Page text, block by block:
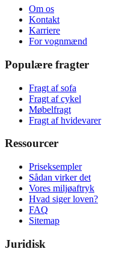
Om os
Kontakt
Karriere
For vognmænd
Populære fragter
Fragt af sofa
Fragt af cykel
Møbelfragt
Fragt af hvidevarer
Ressourcer
Priseksempler
Sådan virker det
Vores miljøaftryk
Hvad siger loven?
FAQ
Sitemap
Juridisk